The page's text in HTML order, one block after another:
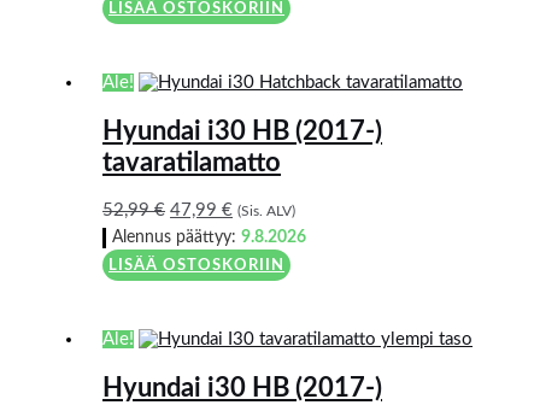
LISÄÄ OSTOSKORIIN
Ale!
Hyundai i30 HB (2017-)
tavaratilamatto
52,99€ 47,99€ (Sis. ALV)
Alennus päättyy:9.8.2026
LISÄÄ OSTOSKORIIN
Ale!
Hyundai i30 HB (2017-)